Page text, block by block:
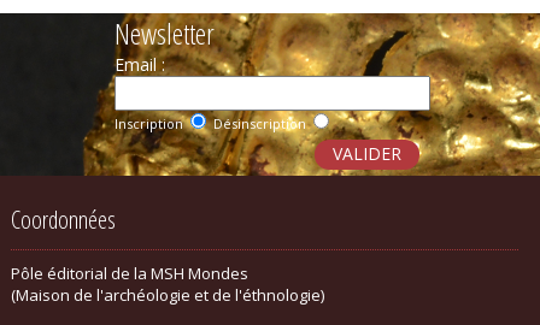
Newsletter
Email :
Inscription Désinscription
Coordonnées
Pôle éditorial de la MSH Mondes
(Maison de l'archéologie et de l'éthnologie)